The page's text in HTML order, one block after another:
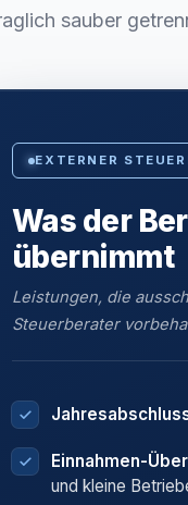
sauber
EXTERNER
Was der
übernimmt
Leistungen, die
Steuerberater
Einnahmen-
und kleine